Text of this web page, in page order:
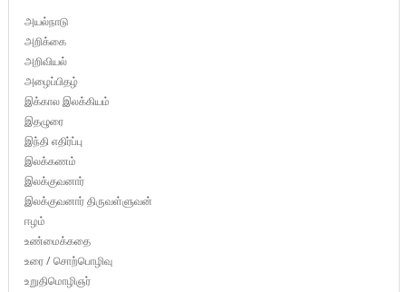
அயல்நாடு
அறிக்கை
அறிவியல்
அழைப்பிதழ்
இக்கால இலக்கியம்
இதழுரை
இந்தி எதிர்ப்பு
இலக்கணம்
இலக்குவனார்
இலக்குவனார் திருவள்ளுவன்
ஈழம்
உண்மைக்கதை
உரை / சொற்பொழிவு
உறுதிமொழிஞர்